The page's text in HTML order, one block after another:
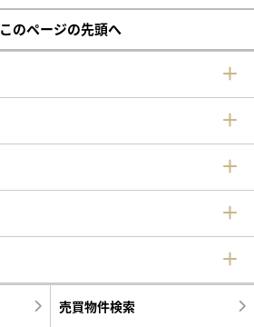
このページの先頭へ
売買物件検索